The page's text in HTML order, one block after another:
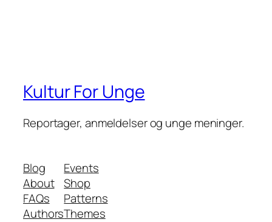
Kultur For Unge
Reportager, anmeldelser og unge meninger.
Blog
About
FAQs
Authors
Events
Shop
Patterns
Themes